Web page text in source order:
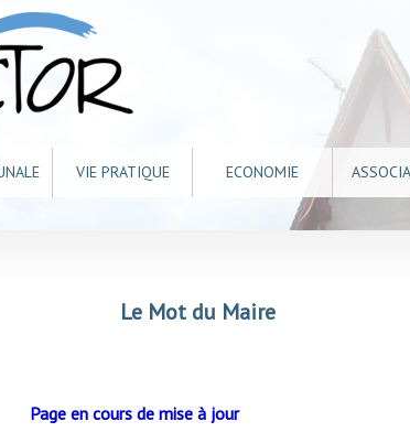
VIE PRATIQUE ECONOMIE
Le Mot du Maire
Page en cours de mise à jour